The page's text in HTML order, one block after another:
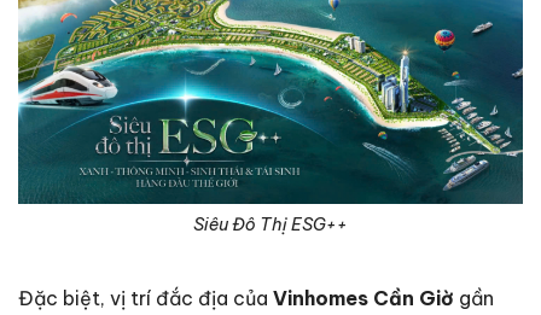
Siêu Đô Thị ESG++
Đặc biệt, vị trí đắc địa của Vinhomes Cần Giờ gần